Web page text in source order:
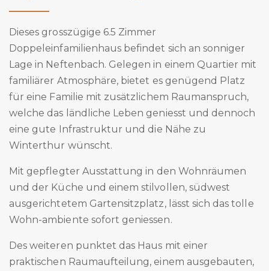
Dieses grosszügige 6.5 Zimmer
Doppeleinfamilienhaus befindet sich an sonniger
Lage in Neftenbach. Gelegen in einem Quartier mit
familiärer Atmosphäre, bietet es genügend Platz
für eine Familie mit zusätzlichem Raumanspruch,
welche das ländliche Leben geniesst und dennoch
eine gute Infrastruktur und die Nähe zu
Winterthur wünscht.
Mit gepflegter Ausstattung in den Wohnräumen
und der Küche und einem stilvollen, südwest
ausgerichtetem Gartensitzplatz, lässt sich das tolle
Wohn-ambiente sofort geniessen.
Des weiteren punktet das Haus mit einer
praktischen Raumaufteilung, einem ausgebauten,